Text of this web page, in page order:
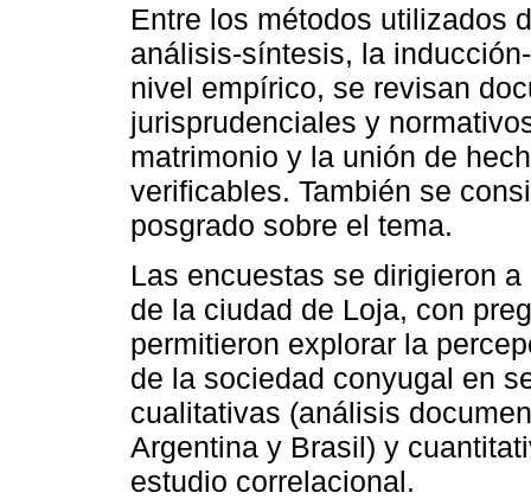
Entre los métodos utilizados
análisis-síntesis, la
nivel empírico, se revisan
jurisprudenciales y
matrimonio y la unión de
verificables. También se
posgrado sobre el tema.
Las encuestas se dirigieron
de la ciudad de Loja, con
permitieron explorar la
de la sociedad conyugal en
cualitativas (análisis
Argentina y Brasil) y
estudio correlacional.